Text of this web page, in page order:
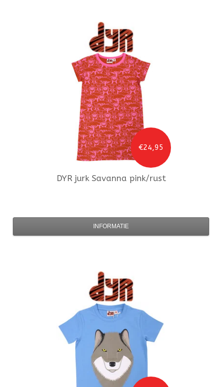
€24,95
DYR jurk Savanna pink/rust
INFORMATIE